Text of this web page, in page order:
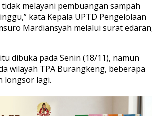
melayani pembuangan sampah
kata Kepala UPTD Pengelolaan
Mardiansyah melalui surat
dibuka pada Senin (18/11), namun
wilayah TPA Burangkeng, beberapa
longsor lagi.